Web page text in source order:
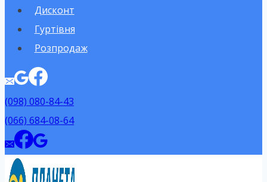
Дисконт
Гуртівня
Розпродаж
(098) 080-84-43
(066) 684-08-64